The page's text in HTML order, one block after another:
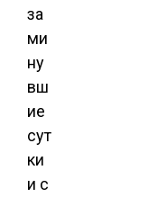
за
ми
ну
вш
ие
сут
ки
и с